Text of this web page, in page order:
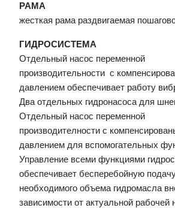
РАМА
жесткая рама раздвигаемая
ГИДРОСИСТЕМА
Отдельный насос переменной
производительности с
давлением обеспечивает работу
Два отдельных гидронасоса для
Отдельный насос переменной
производителности с
давлением для вспомогательных
Управление всеми функциями
обеспечивает бесперебойную
необходимого объема гидромасла
зависимости от актуальной рабочей